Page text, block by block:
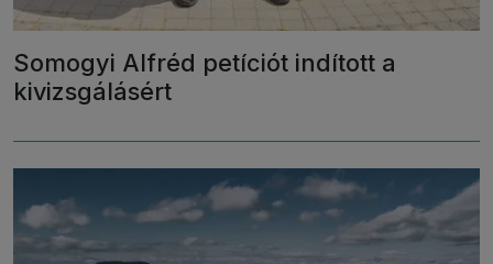
Somogyi Alfréd petíciót indított a
kivizsgálásért